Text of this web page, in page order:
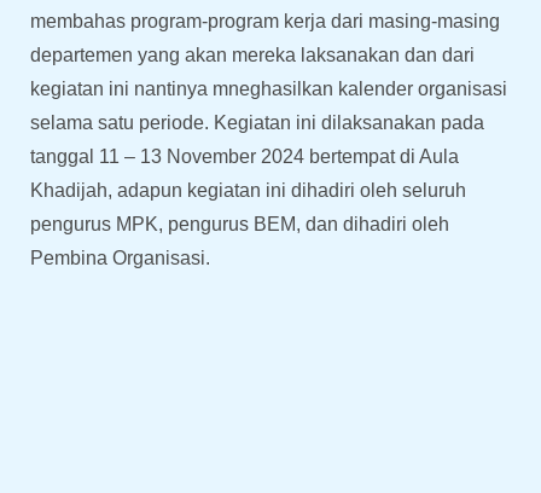
membahas program-program kerja dari masing-masing
departemen yang akan mereka laksanakan dan dari
kegiatan ini nantinya mneghasilkan kalender organisasi
selama satu periode. Kegiatan ini dilaksanakan pada
tanggal 11 – 13 November 2024 bertempat di Aula
Khadijah, adapun kegiatan ini dihadiri oleh seluruh
pengurus MPK, pengurus BEM, dan dihadiri oleh
Pembina Organisasi.